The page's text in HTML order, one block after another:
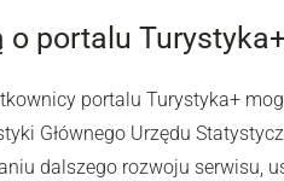
o portalu
portalu Turystyka+
Głównego Urzędu
dalszego rozwoju serwisu,